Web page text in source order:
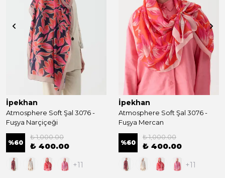
İpekhan
Atmosphere Soft Şal 3076 -
Fuşya Narçiçeği
%60
₺ 1,000.00
₺ 400.00
+11
İpekhan
Atmosphere Soft Şal 3076 -
Fuşya Mercan
%60
₺ 1,000.00
₺ 400.00
+11